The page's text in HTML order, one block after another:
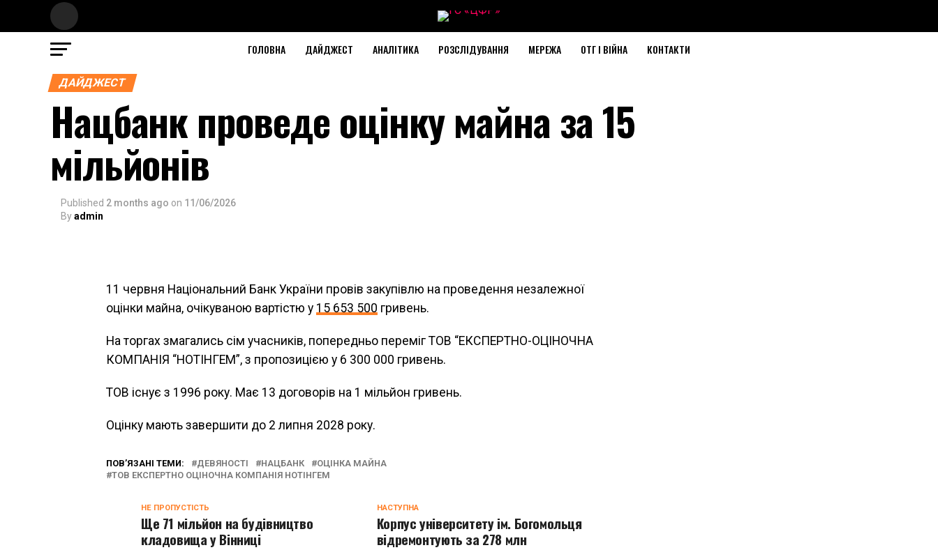
ГОЛОВНА ДАЙДЖЕСТ АНАЛІТИКА РОЗСЛІДУВАННЯ МЕРЕЖА ОТГ І ВІЙНА КОНТАКТИ
ДАЙДЖЕСТ
Нацбанк проведе оцінку майна за 15
мільйонів
Published 2 months ago on 11/06/2026
Byadmin
11 червня Національний Банк України провів закупівлю на проведення незалежної
оцінки майна, очікуваною вартістю у 15 653 500 гривень.
На торгах змагались сім учасників, попередньо переміг ТОВ “ЕКСПЕРТНО-ОЦІНОЧНА
КОМПАНІЯ “НОТІНГЕМ”, з пропозицією у 6 300 000 гривень.
ТОВ існує з 1996 року. Має 13 договорів на 1 мільйон гривень.
Оцінку мають завершити до 2 липня 2028 року.
ПОВ’ЯЗАНІ ТЕМИ: ДЕВЯНОСТІ НАЦБАНК
ОЦІНКА МАЙНА
ТОВ ЕКСПЕРТНО ОЦІНОЧНА КОМПАНІЯ НОТІНГЕМ
НАСТУПНА
Корпус університету ім. Богомольця
відремонтують за 278 млн
НЕ ПРОПУСТІСТЬ
Ще 71 мільйон на будівництво
кладовища у Вінниці